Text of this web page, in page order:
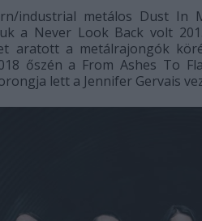
industrial metálos Dust In
a Never Look Back volt
aratott a metálrajongók
őszén a From Ashes To
lett a Jennifer Gervais